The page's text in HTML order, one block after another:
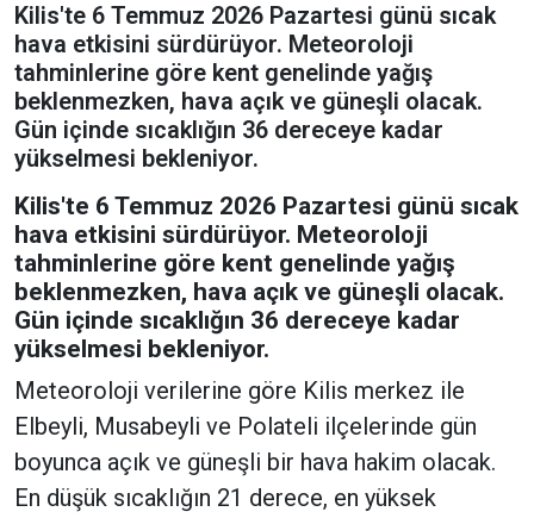
Kilis'te 6 Temmuz 2026 Pazartesi günü sıcak
hava etkisini sürdürüyor. Meteoroloji
tahminlerine göre kent genelinde yağış
beklenmezken, hava açık ve güneşli olacak.
Gün içinde sıcaklığın 36 dereceye kadar
yükselmesi bekleniyor.
Kilis'te 6 Temmuz 2026 Pazartesi günü sıcak
hava etkisini sürdürüyor. Meteoroloji
tahminlerine göre kent genelinde yağış
beklenmezken, hava açık ve güneşli olacak.
Gün içinde sıcaklığın 36 dereceye kadar
yükselmesi bekleniyor.
Meteoroloji verilerine göre Kilis merkez ile
Elbeyli, Musabeyli ve Polateli ilçelerinde gün
boyunca açık ve güneşli bir hava hakim olacak.
En düşük sıcaklığın 21 derece, en yüksek